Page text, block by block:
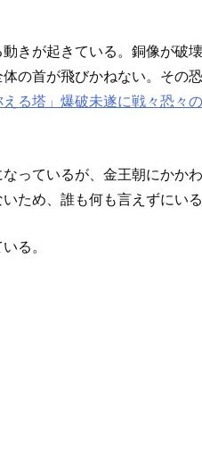
きが起きている。銅像が破
の首が飛びかねない。その
える塔」爆破未遂に戦々恐々
っているが、金王朝にかか
ため、誰も何も言えずにいる
る。